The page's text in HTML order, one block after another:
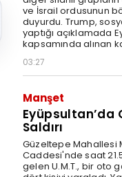
ve İsrail ordusunun
duyurdu. Trump,
yaptığı açıklamada
kapsamında alınan
03:27
Manşet
Eyüpsultan’da
Saldırı
Güzeltepe Mahallesi
Caddesi'nde saat
gelen U.M.T., bir oto